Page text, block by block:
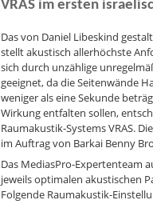
VRAS im ersten
Das von Daniel Libeskind
stellt akustisch allerhöchste
sich durch unzählige
geeignet, da die Seitenwände
weniger als eine Sekunde
Wirkung entfalten sollen,
Raumakustik-Systems VRAS.
im Auftrag von Barkai Benny
Das MediasPro-Expertenteam
jeweils optimalen akustischen
Folgende Raumakustik-